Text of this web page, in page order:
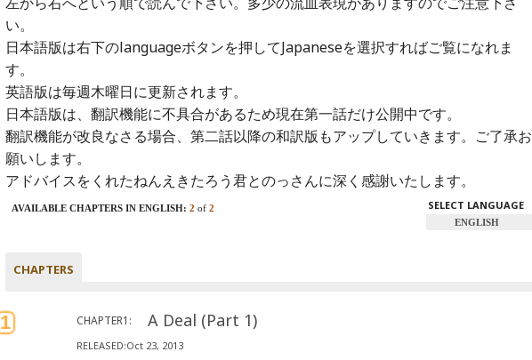
い。
日本語版は右下のlanguageボタンを押してJapaneseを選択すればご覧になれま
す。
英語版は毎週木曜日に更新されます。
日本語版は、翻訳機能に不具合があるため現在第一話だけ公開中です。
翻訳機能が改良なさる場合、第二話以降の和訳版もアップしていきます。ご了承お
願いします。
アドバイスをくれたねんえきたろう君とのっさんに深く感謝いたします。
AVAILABLE CHAPTERS IN ENGLISH: 2 of 2 SELECT LANGUAGE
ENGLISH
CHAPTERS
1 CHAPTER1: A Deal (Part 1)
RELEASED:Oct 23, 2013